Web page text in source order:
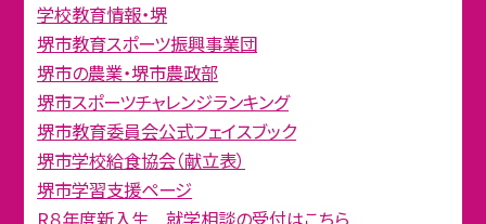
学校教育情報・堺
堺市教育スポーツ振興事業団
堺市の農業・堺市農政部
堺市スポーツチャレンジランキング
堺市教育委員会公式フェイスブック
堺市学校給食協会（献立表）
堺市学習支援ページ